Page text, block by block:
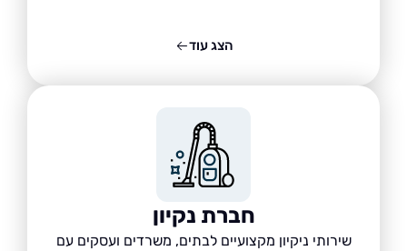
חברת נקיון
שירותי ניקיון מקצועיים לבתים, משרדים ועסקים עם